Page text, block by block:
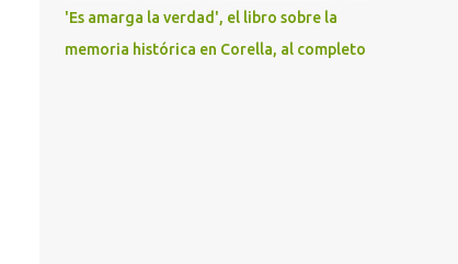
'Es amarga la verdad', el libro sobre la
memoria histórica en Corella, al completo